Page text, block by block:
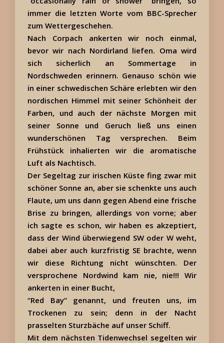
immer die letzten Worte vom BBC-Sprecher
zum Wettergeschehen.
Nach Corpach ankerten wir noch einmal,
bevor wir nach Nordirland liefen. Oma wird
sich sicherlich an Sommertage in
Nordschweden erinnern. Genauso schön wie
in einer schwedischen Schäre erlebten wir den
nordischen Himmel mit seiner Schönheit der
Farben, und auch der nächste Morgen mit
seiner Sonne und Geruch ließ uns einen
wunderschönen Tag versprechen. Beim
Frühstück inhalierten wir die aromatische
Luft als Nachtisch.
Der Segeltag zur irischen Küste fing zwar mit
schöner Sonne an, aber sie schenkte uns auch
Flaute, um uns dann gegen Abend eine frische
Brise zu bringen, allerdings von vorne; aber
ich sagte es schon, wir haben es akzeptiert,
dass der Wind überwiegend SW oder W weht,
dabei aber auch kurzfristig SE brachte, wenn
wir diese Richtung nicht wünschten. Der
versprochene Nordwind kam nie, nie!!! Wir
ankerten in einer Bucht,
“Red Bay“ genannt, und freuten uns, im
Trockenen zu sein; denn in der Nacht
prasselten Sturzbäche auf unser Schiff.
Mit dem nächsten Tidenwechsel segelten wir